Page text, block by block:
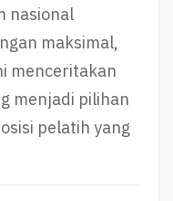
nasional
maksimal,
menceritakan
menjadi pilihan
pelatih yang